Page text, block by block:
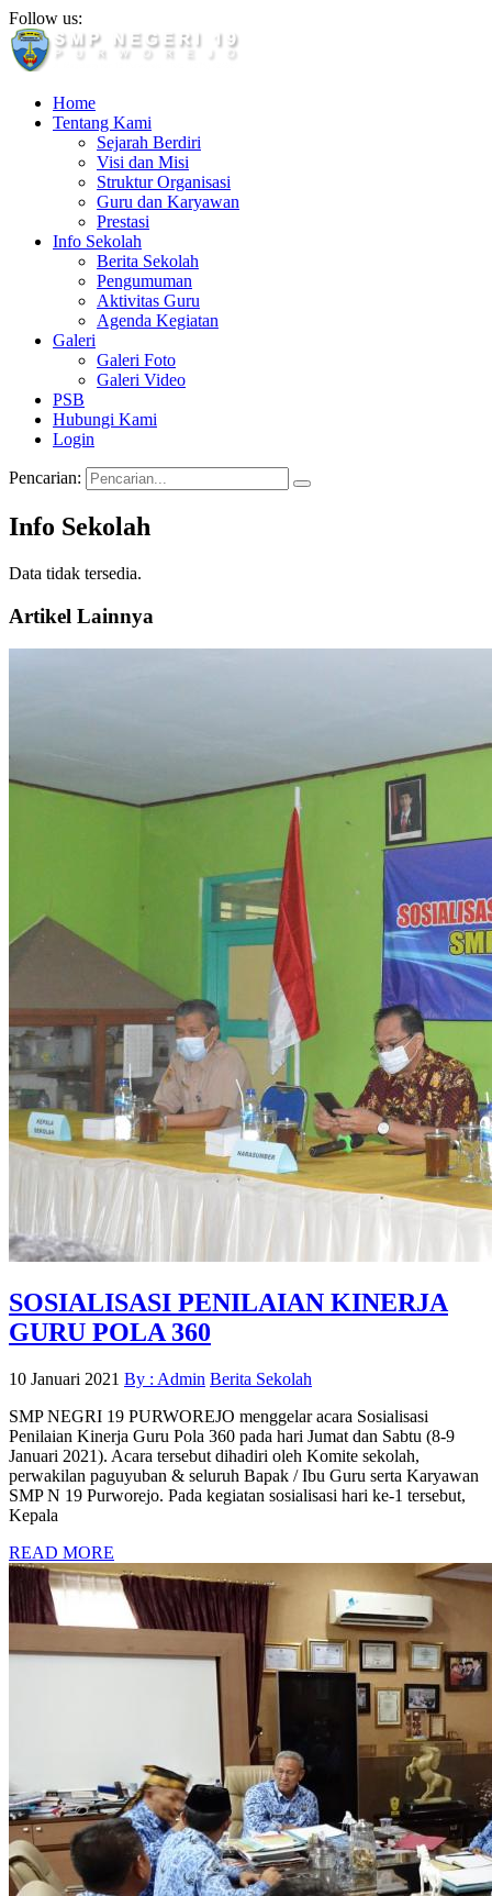
Follow us:
Home
Tentang Kami
Sejarah Berdiri
Visi dan Misi
Struktur Organisasi
Guru dan Karyawan
Prestasi
Info Sekolah
Berita Sekolah
Pengumuman
Aktivitas Guru
Agenda Kegiatan
Galeri
Galeri Foto
Galeri Video
PSB
Hubungi Kami
Login
Pencarian:
Info Sekolah
Data tidak tersedia.
Artikel Lainnya
SOSIALISASI PENILAIAN KINERJA
GURU POLA 360
10 Januari 2021 By : Admin Berita Sekolah
SMP NEGRI 19 PURWOREJO menggelar acara Sosialisasi
Penilaian Kinerja Guru Pola 360 pada hari Jumat dan Sabtu (8-9
Januari 2021). Acara tersebut dihadiri oleh Komite sekolah,
perwakilan paguyuban & seluruh Bapak / Ibu Guru serta Karyawan
SMP N 19 Purworejo. Pada kegiatan sosialisasi hari ke-1 tersebut,
Kepala
READ MORE